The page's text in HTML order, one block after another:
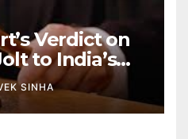
Verdict on
to India’s
SINHA